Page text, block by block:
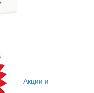
Акции и